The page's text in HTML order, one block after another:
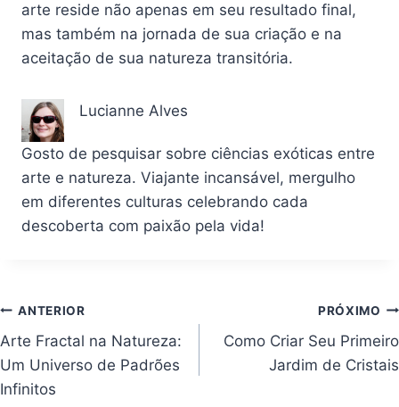
arte reside não apenas em seu resultado final,
mas também na jornada de sua criação e na
aceitação de sua natureza transitória.
Lucianne Alves
Gosto de pesquisar sobre ciências exóticas entre
arte e natureza. Viajante incansável, mergulho
em diferentes culturas celebrando cada
descoberta com paixão pela vida!
Navegação
de
Post
ANTERIOR
Arte Fractal na Natureza:
Um Universo de Padrões
Infinitos
PRÓXIMO
Como Criar Seu Primeiro
Jardim de Cristais